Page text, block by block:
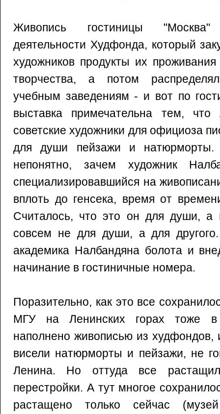
Живопись гостиницы
деятельности Худфонда, который
художников продукты их
творчества, а потом
учебным заведениям - и вот по
выставка примечательна тем,
советские художники для официоза
для души пейзажи и
непонятно, зачем художник
специализировавшийся на
вплоть до генсека, время от
Считалось, что это он для души, а
совсем не для души, а для
академика Налбандяна болота и
начинание в гостиничные номера.
Поразительно, как это все
МГУ на Ленинских горах тоже
наполнено живописью из
висели натюрморты и пейзажи, не
Ленина. Но оттуда все
перестройки. А тут многое
растащено только сейчас